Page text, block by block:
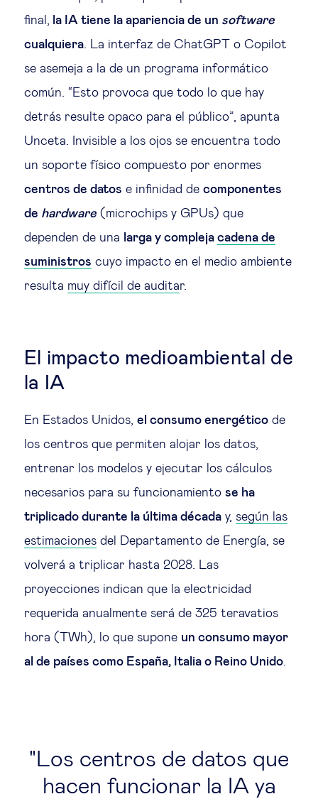
final, la IA tiene la apariencia de un software
cualquiera. La interfaz de ChatGPT o Copilot
se asemeja a la de un programa informático
común. “Esto provoca que todo lo que hay
detrás resulte opaco para el público”, apunta
Unceta. Invisible a los ojos se encuentra todo
un soporte físico compuesto por enormes
centros de datos e infinidad de componentes
de hardware (microchips y GPUs) que
dependen de una larga y compleja cadena de
suministros cuyo impacto en el medio ambiente
resulta muy difícil de auditar.
El impacto medioambiental de
la IA
En Estados Unidos, el consumo energético de
los centros que permiten alojar los datos,
entrenar los modelos y ejecutar los cálculos
necesarios para su funcionamiento se ha
triplicado durante la última década y, según las
estimaciones del Departamento de Energía, se
volverá a triplicar hasta 2028. Las
proyecciones indican que la electricidad
requerida anualmente será de 325 teravatios
hora (TWh), lo que supone un consumo mayor
al de países como España, Italia o Reino Unido.
Los centros de datos que
hacen funcionar la IA ya